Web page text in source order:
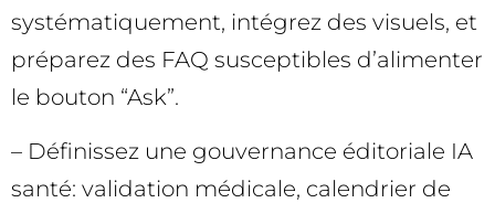
systématiquement, intégrez des visuels, et
préparez des FAQ susceptibles d’alimenter
le bouton “Ask”.
– Définissez une gouvernance éditoriale IA
santé: validation médicale, calendrier de